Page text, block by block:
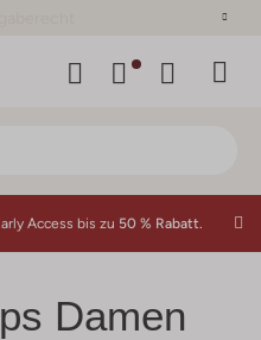
Access bis zu 50 % Rabatt.
Damen